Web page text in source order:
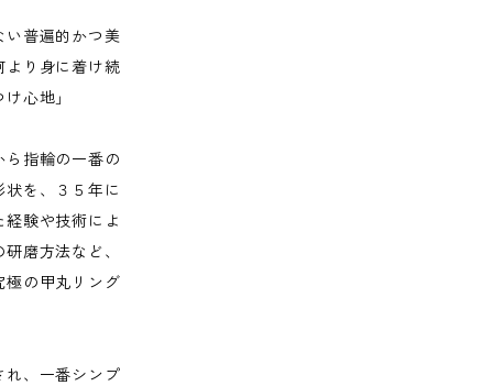
い普遍的かつ美
より身に着け続
心地」
指輪の一番の
を、３５年に
験や技術によ
磨方法など、
極の甲丸リング
れ、一番シンプ